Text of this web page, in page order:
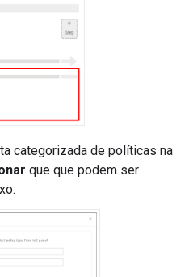
categorizada de políticas na
que que podem ser